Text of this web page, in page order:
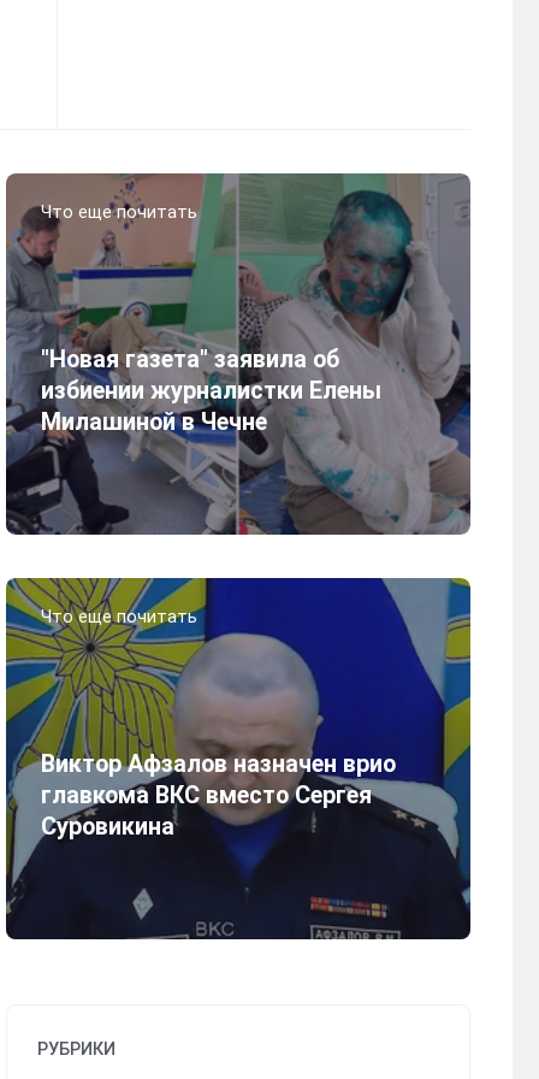
Что еще почитать
"Новая газета" заявила об
избиении журналистки Елены
Милашиной в Чечне
Что еще почитать
Виктор Афзалов назначен врио
главкома ВКС вместо Сергея
Суровикина
РУБРИКИ